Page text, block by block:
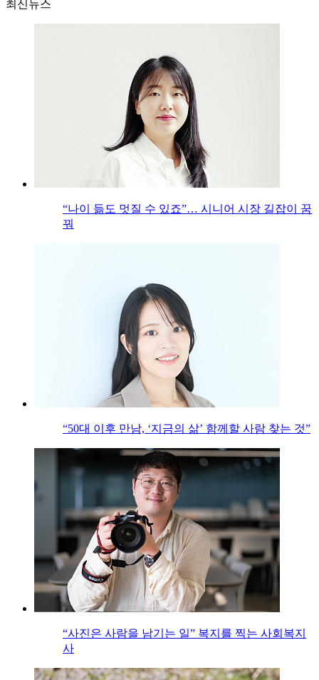
최신뉴스
“나이 듦도 멋질 수 있죠”… 시니어 시장 길잡이 꿈
꿔
“50대 이후 만남, ‘지금의 삶’ 함께할 사람 찾는 것”
“사진은 사람을 남기는 일” 복지를 찍는 사회복지
사